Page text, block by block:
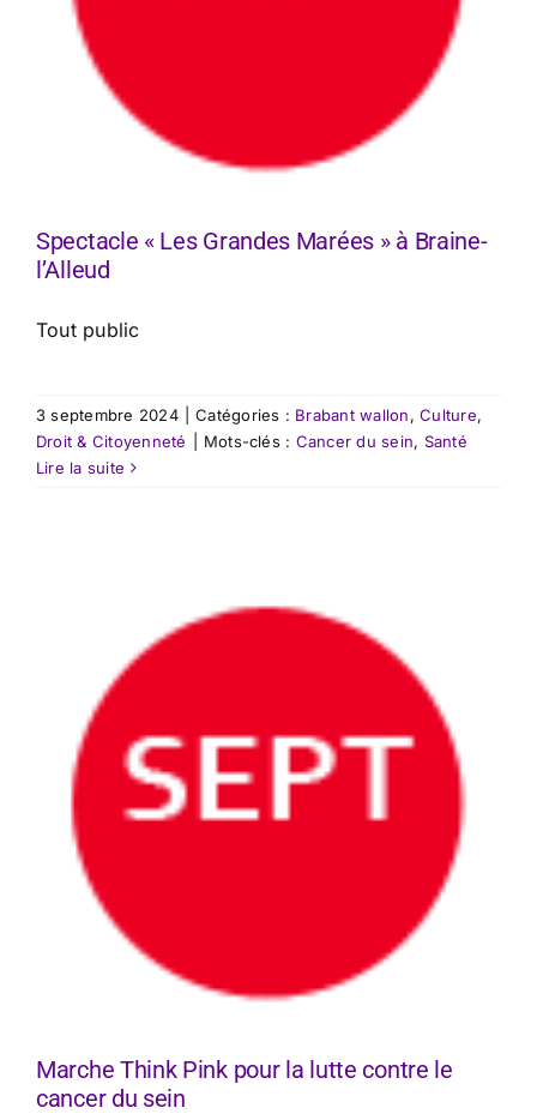
Spectacle « Les Grandes Marées » à Braine-
l’Alleud
Tout public
3 septembre 2024 Catégories : Brabant wallon,Culture,
Droit & Citoyenneté
Mots-clés : Cancer du sein, Santé
Lire la suite
Marche Think Pink pour la lutte contre le
cancer du sein